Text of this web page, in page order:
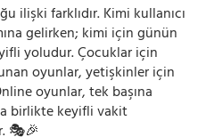
ilişki farklıdır. Kimi kullanıcı
gelirken; kimi için günün
yoludur. Çocuklar için
oyunlar, yetişkinler için
oyunlar, tek başına
birlikte keyifli vakit